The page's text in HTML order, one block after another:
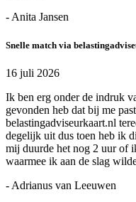
- Anita Jansen
Snelle match via
16 juli 2026
Ik ben erg onder de indruk
gevonden heb dat bij me
belastingadviseurkaart.nl
degelijk uit dus toen heb ik
mij duurde het nog 2 uur of
waarmee ik aan de slag
- Adrianus van Leeuwen